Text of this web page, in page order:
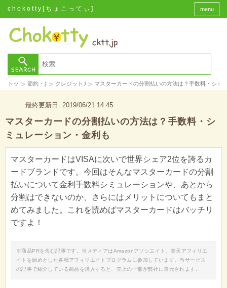
chokotty[ちょこってぃ] menu
トップ> 節約・お金
> クレジットカード
> マスターカードの分割払いの方法は？手数料・シミ
最終更新日: 2019/06/21 14:45
マスターカードの分割払いの方法は？手数料・シ
ミュレーション・金利も
マスターカードはVISAに次いで世界シェア2位を誇るカ
ードブランドです。今回はそんなマスターカードの分割
払いについて金利手数料シミュレーションや、あとから
分割はできないのか、さらにはメリットについてもまと
めてみました。これを読めばマスターカードはバッチリ
ですよ！
※商品PRを含む記事です。当メディアはAmazonアソシエイト、楽天アフィリエ
イトを始めとした各種アフィリエイトプログラムに参加しています。当サービス
の記事で紹介している商品を購入すると、売上の一部が弊社に還元されます。